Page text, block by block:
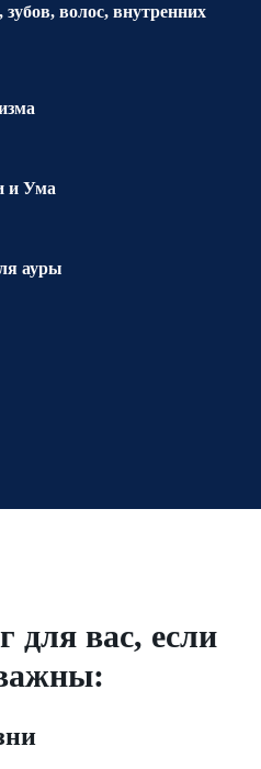
волос, внутренних
и Ума
ауры
для вас, если